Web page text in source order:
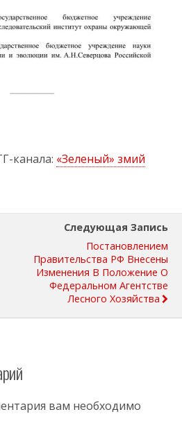
канала: «Зеленый» змий
Следующая Запись
Постановлением
Правительства РФ Внесены
Изменения В Положение О
Федеральном Агентстве
Лесного Хозяйства
вам необходимо